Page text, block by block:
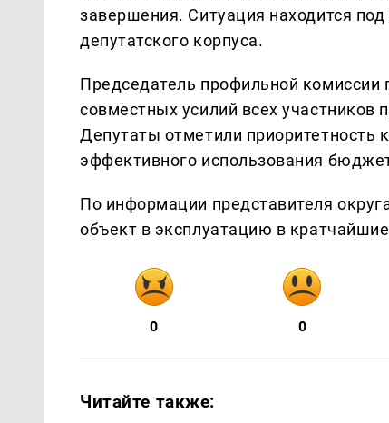
завершения. Ситуация находится
депутатского корпуса.
Председатель профильной
совместных усилий всех
Депутаты отметили приоритетность
эффективного использования
По информации представителя
объект в эксплуатацию в
0 0
Читайте также: